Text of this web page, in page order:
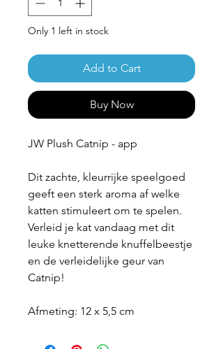
Only 1 left in stock
Add to Cart
Buy Now
JW Plush Catnip - app
Dit zachte, kleurrijke speelgoed
geeft een sterk aroma af welke
katten stimuleert om te spelen.
Verleid je kat vandaag met dit
leuke knetterende knuffelbeestje
en de verleidelijke geur van
Catnip!
Afmeting: 12 x 5,5 cm